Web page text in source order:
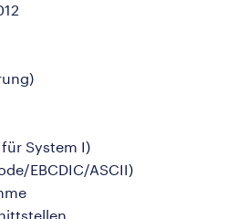
System I)
EBCDIC/ASCII)